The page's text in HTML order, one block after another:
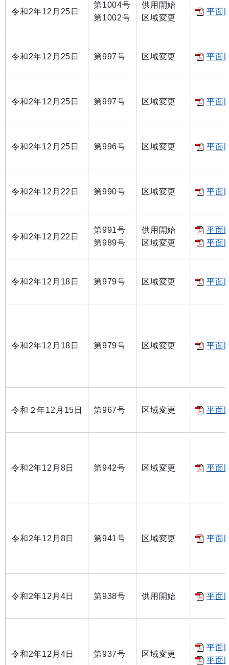
令和2年12月25日
第1004号
第1002号
供用開始
区域変更
平面
令和2年12月25日 第997号 区域変更 平面
令和2年12月25日 第997号 区域変更 平面
令和2年12月25日 第996号 区域変更 平面
令和2年12月22日 第990号 区域変更 平面
令和2年12月22日
第991号
第989号
供用開始
区域変更
平面
平面
令和2年12月18日 第979号 区域変更 平面
令和2年12月18日 第979号 区域変更 平面
令和２年12月15日 第967号 区域変更 平面
令和2年12月8日 第942号 区域変更 平面
令和2年12月8日 第941号 区域変更 平面
令和2年12月4日 第938号 供用開始 平面
令和2年12月4日 第937号 区域変更
平面
平面